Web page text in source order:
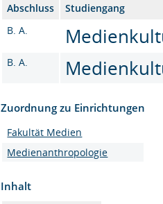
Abschluss
Studiengang
B. A.
B. A.
Zuordnung zu Einrichtungen
Fakultät Medien
Medienanthropologie
Inhalt